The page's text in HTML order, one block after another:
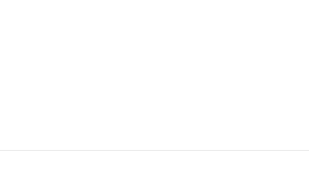
Khẩu): Ưu và nhược điểm